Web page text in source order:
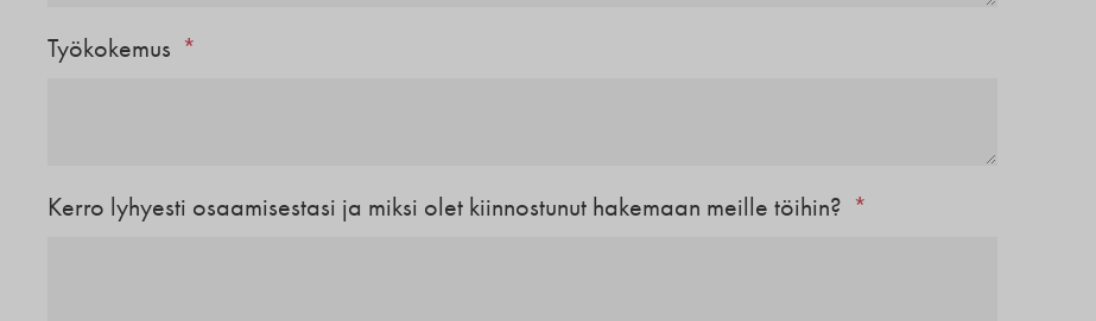
Työkokemus
Kerro lyhyesti osaamisestasi ja miksi olet kiinnostunut hakemaan meille töihin?